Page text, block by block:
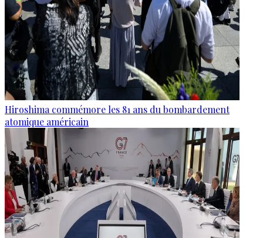
Hiroshima commémore les 81 ans du bombardement
atomique américain